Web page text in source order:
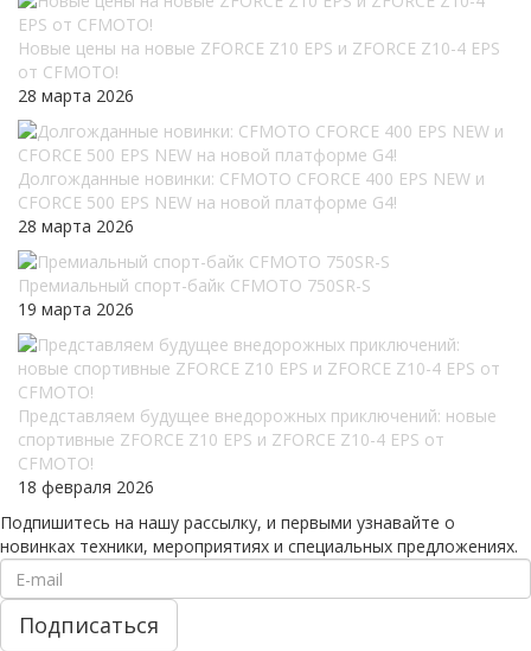
Новые цены на новые ZFORCE Z10 EPS и ZFORCE Z10-4 EPS
от CFMOTO!
28 марта 2026
Долгожданные новинки: CFMOTO CFORCE 400 EPS NEW и
CFORCE 500 EPS NEW на новой платформе G4!
28 марта 2026
Премиальный спорт-байк CFMOTO 750SR-S
19 марта 2026
Представляем будущее внедорожных приключений: новые
спортивные ZFORCE Z10 EPS и ZFORCE Z10-4 EPS от
CFMOTO!
18 февраля 2026
Подпишитесь на нашу рассылку, и первыми узнавайте о
новинках техники, мероприятиях и специальных предложениях.